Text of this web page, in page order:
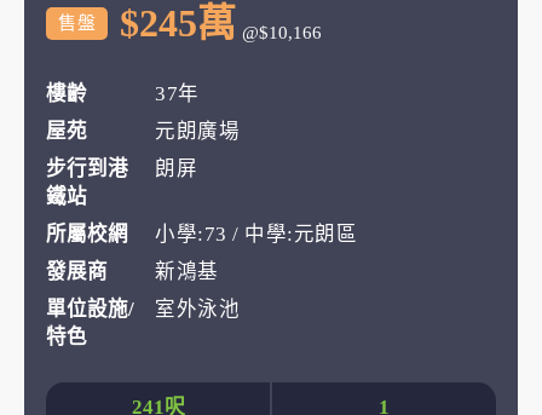
售盤 $245萬 @$10,166
樓齡
37年
屋苑
元朗廣場
步行到港
鐵站
朗屏
所屬校網
小學:73 / 中學:元朗區
發展商
新鴻基
單位設施/
特色
室外泳池
241呎 1